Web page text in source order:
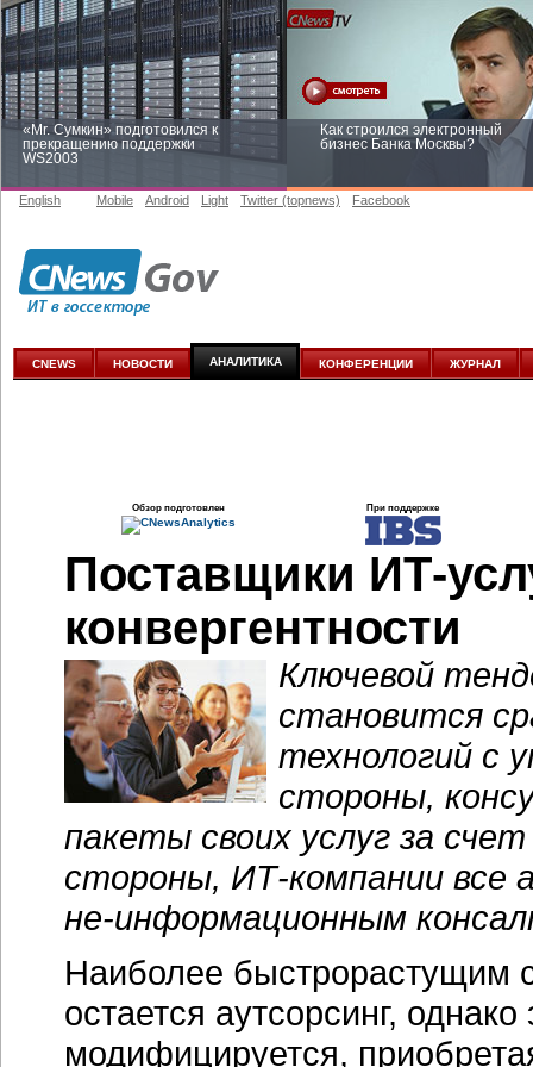
«Mr. Сумкин» подготовился к
прекращению поддержки
WS2003
Как строился электронный
бизнес Банка Москвы?
Заоблачная оптимизация: как
аналитике
English Mobile Android Light Twitter (topnews) Facebook
CNEWS НОВОСТИ АНАЛИТИКА КОНФЕРЕНЦИИ ЖУРНАЛ
Обзор подготовлен При поддержке
Поставщики ИТ-
конвергентности
Ключевой
становится
технологий с
стороны,
пакеты своих услуг за
стороны, ИТ-компании все
не-информационным
Наиболее быстрорастущим
остается аутсорсинг,
модифицируется,